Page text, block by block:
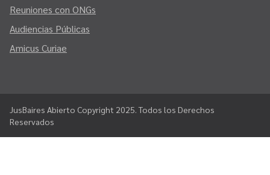
Reuniones con ONGs
Audiencias Públicas
Amicus Curiae
JusBaires Abierto Copyright 2025. Todos los Derechos
Reservados